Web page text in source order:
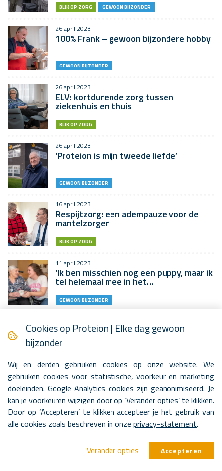
BLIK OP ZORG GEWOON BIJZONDER
26 april 2023
100% Frank – gewoon bijzondere hobby
GEWOON BIJZONDER
26 april 2023
ELV: kortdurende zorg tussen
ziekenhuis en thuis
BLIK OP ZORG
26 april 2023
‘Proteion is mijn tweede liefde’
GEWOON BIJZONDER
16 april 2023
Respijtzorg: een adempauze voor de
mantelzorger
BLIK OP ZORG
11 april 2023
‘Ik ben misschien nog een puppy, maar ik
tel helemaal mee in het…
GEWOON BIJZONDER
Snel helemaal thuis in Hoenderpark
1 april 2023
Deeltijdverblijf: meer lucht voor cliënt
en mantelzorger
BLIK OP ZORG
Werken als psycholoog bij Proteion
Cookies op Proteion | Elke dag gewoon
bijzonder
Wij en derden gebruiken cookies op onze website. We
gebruiken cookies voor statistische, voorkeur en marketing
doeleinden. Google Analytics cookies zijn geanonimiseerd. Je
kan je voorkeuren wijzigen door op ‘Verander opties’ te klikken.
Door op ‘Accepteren’ te klikken accepteer je het gebruik van
alle cookies zoals beschreven in onze privacy-statement.
Verander opties Accepteren